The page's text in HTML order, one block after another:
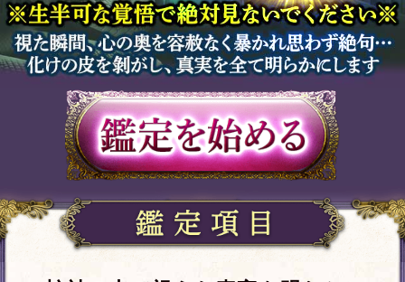
蛇眼の霊視で暴くあの人の本質と
恋愛傾向
あの人が出会った頃からあなたに
抱いている「感情」
恋するとどうなる？あの人の意外
な一面
今後、あの人があなたとの関係で
期待していること